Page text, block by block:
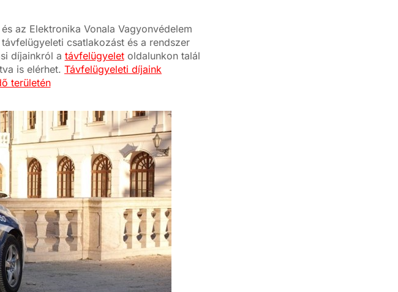
az Elektronika Vonala Vagyonvédelem
csatlakozást és a rendszer
díjainkról a távfelügyeletoldalunkon talál
is elérhet. Távfelügyeleti díjaink
területén